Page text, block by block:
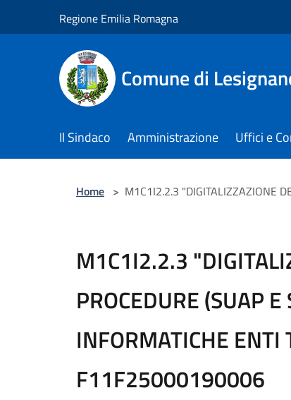
Regione Emilia Romagna
Comune di
Il Sindaco Amministrazione Uffici e
Home > M1C1I2.2.3 "DIGITALIZZAZIONE
M1C1I2.2.3
PROCEDURE (SUAP
INFORMATICHE ENTI
F11F25000190006